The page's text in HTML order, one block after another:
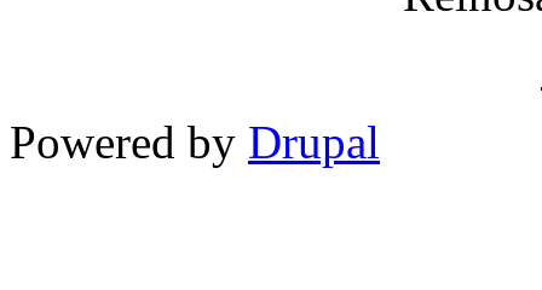
Powered by Drupal